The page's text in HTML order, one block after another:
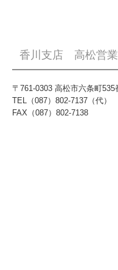
香川支店 高松営
〒761-0303 高松市六条町535
TEL（087）802-7137（代）
FAX（087）802-7138